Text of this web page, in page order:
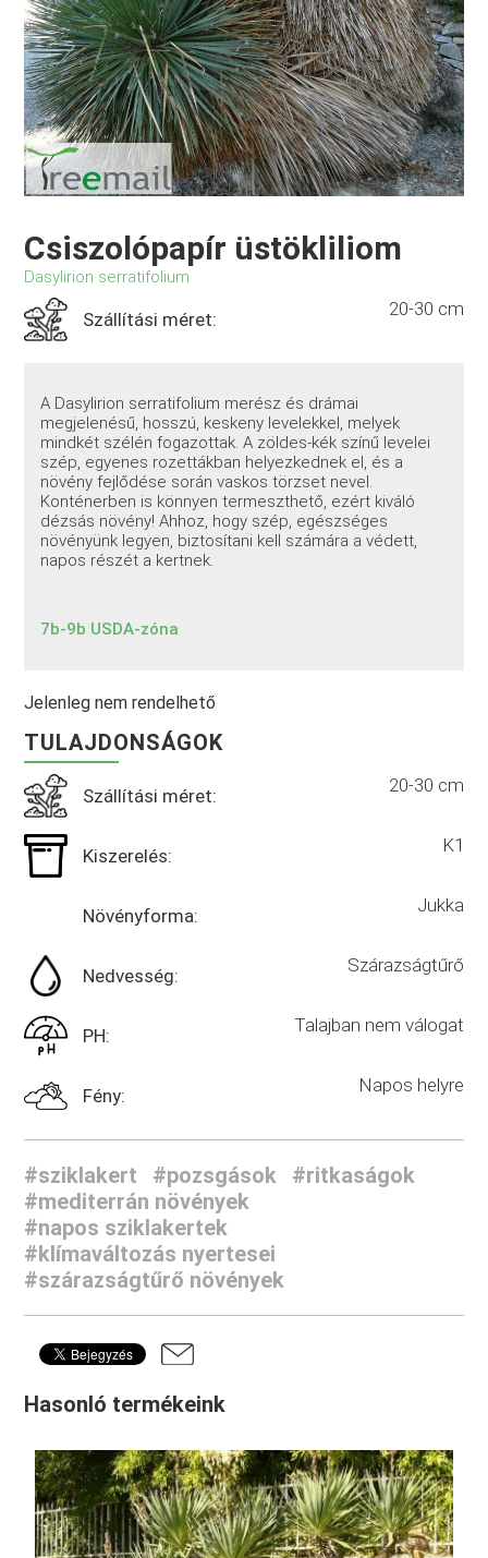
Csiszolópapír üstökliliom
Dasylirion serratifolium
Szállítási méret: 20-30 cm
A Dasylirion serratifolium merész és drámai
megjelenésű, hosszú, keskeny levelekkel, melyek
mindkét szélén fogazottak. A zöldes-kék színű levelei
szép, egyenes rozettákban helyezkednek el, és a
növény fejlődése során vaskos törzset nevel.
Konténerben is könnyen termeszthető, ezért kiváló
dézsás növény! Ahhoz, hogy szép, egészséges
növényünk legyen, biztosítani kell számára a védett,
napos részét a kertnek.
7b-9b USDA-zóna
Jelenleg nem rendelhető
TULAJDONSÁGOK
Szállítási méret: 20-30 cm
Kiszerelés: K1
Növényforma: Jukka
Nedvesség: Szárazságtűrő
PH: Talajban nem válogat
Fény: Napos helyre
#sziklakert #pozsgások
#ritkaságok
#mediterrán növények
#napos sziklakertek
#klímaváltozás nyertesei
#szárazságtűrő növények
Hasonló termékeink